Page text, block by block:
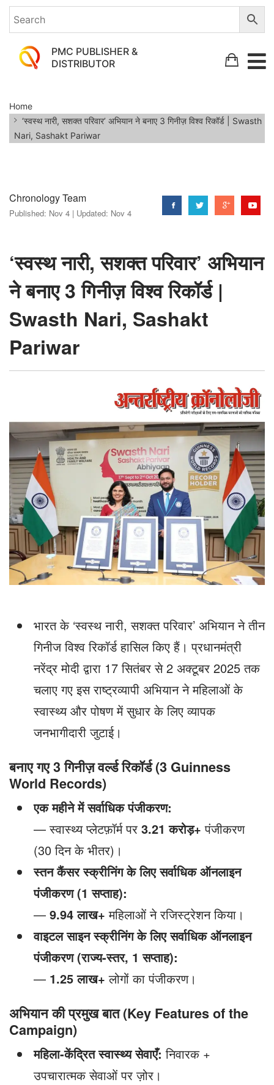
PMC PUBLISHER &
DISTRIBUTOR
नारी,
सशक्त
बनाए
विश्व
रिकॉर्ड
Swasth
Nari,
Sashakt
Home
‘स्वस्थ नारी, सशक्त परिवार’ अभियान ने बनाए 3 गिनीज़ विश्व रिकॉर्ड | Swasth
Nari, Sashakt Pariwar
Chronology Team
Published: Nov 4 | Updated: Nov 4
‘स्वस्थ नारी, सशक्त परिवार’ अभियान
ने बनाए 3 गिनीज़ विश्व रिकॉर्ड |
Swasth Nari, Sashakt
Pariwar
भारत के ‘स्वस्थ नारी, सशक्त परिवार’ अभियान ने तीन
गिनीज विश्व रिकॉर्ड हासिल किए हैं। प्रधानमंत्री
नरेंद्र मोदी द्वारा 17 सितंबर से 2 अक्टूबर 2025 तक
चलाए गए इस राष्ट्रव्यापी अभियान ने महिलाओं के
स्वास्थ्य और पोषण में सुधार के लिए व्यापक
जनभागीदारी जुटाई।
बनाए गए 3 गिनीज़ वर्ल्ड रिकॉर्ड (3 Guinness
World Records)
एक महीने में सर्वाधिक पंजीकरण:
— स्वास्थ्य प्लेटफ़ॉर्म पर 3.21 करोड़+ पंजीकरण
(30 दिन के भीतर)।
स्तन कैंसर स्क्रीनिंग के लिए सर्वाधिक ऑनलाइन
पंजीकरण (1 सप्ताह):
— 9.94 लाख+ महिलाओं ने रजिस्ट्रेशन किया।
वाइटल साइन स्क्रीनिंग के लिए सर्वाधिक ऑनलाइन
पंजीकरण (राज्य-स्तर, 1 सप्ताह):
— 1.25 लाख+ लोगों का पंजीकरण।
अभियान की प्रमुख बात (Key Features of the
Campaign)
महिला-केंद्रित स्वास्थ्य सेवाएँ: निवारक +
उपचारात्मक सेवाओं पर ज़ोर।